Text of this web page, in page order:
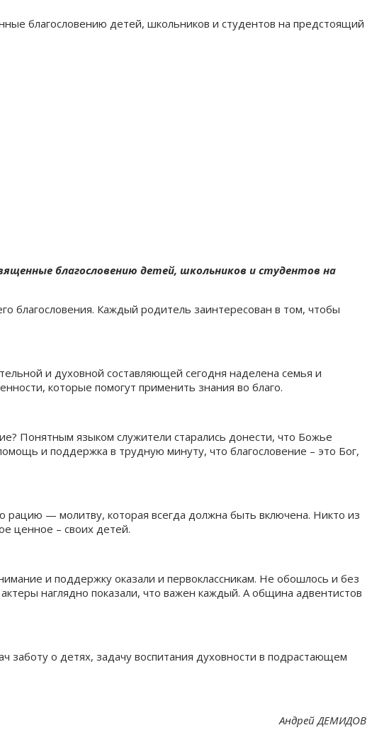
благословению детей, школьников и студентов на предстоящий
благословению детей, школьников и студентов на
благословения. Каждый родитель заинтересован в том, чтобы
и духовной составляющей сегодня наделена семья и
которые помогут применить знания во благо.
Понятным языком служители старались донести, что Божье
и поддержка в трудную минуту, что благословение – это Бог,
рацию — молитву, которая всегда должна быть включена. Никто из
ценное – своих детей.
и поддержку оказали и первоклассникам. Не обошлось и без
наглядно показали, что важен каждый. А община адвентистов
о детях, задачу воспитания духовности в подрастающем
Андрей ДЕМИДОВ